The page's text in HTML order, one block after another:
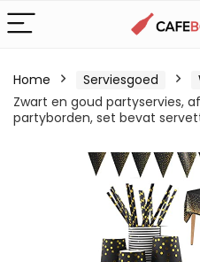
Home Serviesgoed
Zwart en goud partyservies,
partyborden, set bevat